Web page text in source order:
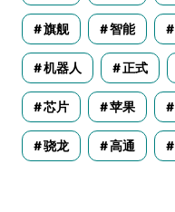
旗舰 智能
机器人 正式
芯片 苹果
骁龙 高通